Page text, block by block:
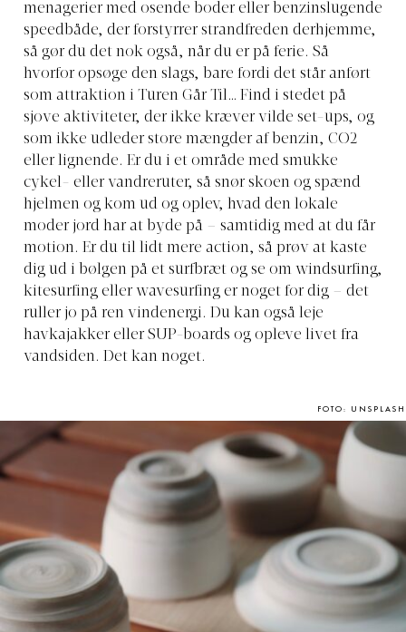
menagerier med osende boder eller benzinslugende
speedbåde, der forstyrrer strandfreden derhjemme,
så gør du det nok også, når du er på ferie. Så
hvorfor opsøge den slags, bare fordi det står anført
som attraktion i Turen Går Til… Find i stedet på
sjove aktiviteter, der ikke kræver vilde set-ups, og
som ikke udleder store mængder af benzin, CO2
eller lignende. Er du i et område med smukke
cykel- eller vandreruter, så snør skoen og spænd
hjelmen og kom ud og oplev, hvad den lokale
moder jord har at byde på – samtidig med at du får
motion. Er du til lidt mere action, så prøv at kaste
dig ud i bølgen på et surfbræt og se om windsurfing,
kitesurfing eller wavesurfing er noget for dig – det
ruller jo på ren vindenergi. Du kan også leje
havkajakker eller SUP-boards og opleve livet fra
vandsiden. Det kan noget.
FOTO: UNSPLASH